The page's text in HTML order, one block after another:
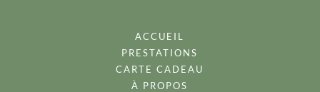
ACCUEIL
PRESTATIONS
CARTE CADEAU
À PROPOS